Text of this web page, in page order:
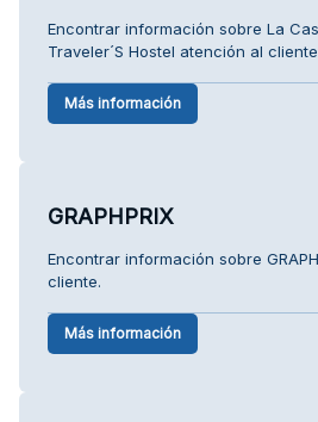
Encontrar información sobre La
Traveler´S Hostel atención al
Más información
GRAPHPRIX
Encontrar información sobre
cliente.
Más información